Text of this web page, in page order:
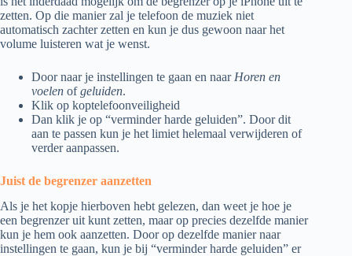
zetten. Op die manier zal je telefoon de muziek niet
automatisch zachter zetten en kun je dus gewoon naar het
volume luisteren wat je wenst.
Door naar je instellingen te gaan en naar Horen en
voelen ofgeluiden.
Klik op koptelefoonveiligheid
Dan klik je op “verminder harde geluiden”. Door dit
aan te passen kun je het limiet helemaal verwijderen of
verder aanpassen.
Juist de begrenzer aanzetten
Als je het kopje hierboven hebt gelezen, dan weet je hoe je
een begrenzer uit kunt zetten, maar op precies dezelfde manier
kun je hem ook aanzetten. Door op dezelfde manier naar
instellingen te gaan, kun je bij “verminder harde geluiden” er